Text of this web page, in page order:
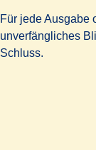
Für jede Ausgabe
unverfängliches
Schluss.